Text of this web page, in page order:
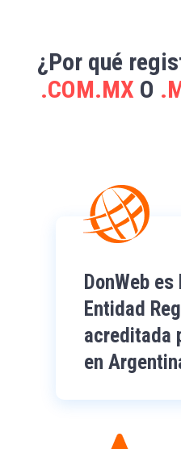
¿Por qué
.COM.MX O
DonWeb
Entidad
acreditada
en